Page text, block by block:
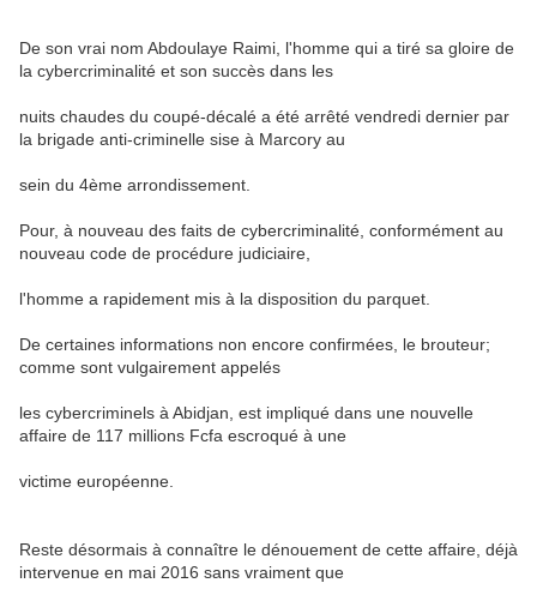
De son vrai nom Abdoulaye Raimi , l'homme qui a tiré sa gloire de
la cybercriminalité et son succès dans les
nuits chaudes du coupé-décalé a été arrêté vendredi dernier par
la brigade anti-criminelle sise à Marcory au
sein du 4ème arrondissement.
Pour, à nouveau des faits de cybercriminalité, conformément au
nouveau code de procédure judiciaire,
l'homme a rapidement mis à la disposition du parquet.
De certaines informations non encore confirmées, le brouteur;
comme sont vulgairement appelés
les cybercriminels à Abidjan, est impliqué dans une nouvelle
affaire de 117 millions Fcfa escroqué à une
victime européenne.
Reste désormais à connaître le dénouement de cette affaire, déjà
intervenue en mai 2016 sans vraiment que